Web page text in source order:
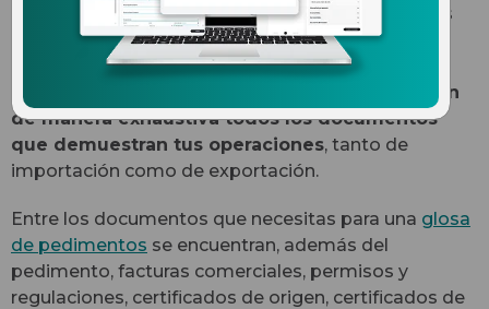
que estás cumpliendo con todas tus obligaciones
tributarias. Una manera de facilitar el proceso es
teniendo en orden tus expedientes de comercio
las autoridades aduaneras revisan
de manera exhaustiva todos los documentos
que demuestran tus operaciones, tanto de
importación como de exportación.
Entre los documentos que necesitas para una glosa
de pedimentos se encuentran, además del
pedimento, facturas comerciales, permisos y
regulaciones, certificados de origen, certificados de